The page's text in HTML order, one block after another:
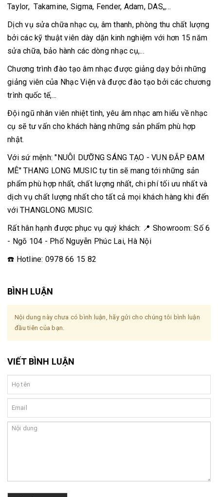
Taylor, Takamine, Sigma, Fender, Adam, DAS,,...
Dịch vụ sửa chữa nhạc cụ, âm thanh, phòng thu chất lượng
bởi các kỹ thuật viên dày dặn kinh nghiệm với hơn 15 năm
sửa chữa, bảo hành các dòng nhạc cụ,...
Chương trình đào tạo âm nhạc được giảng dạy bởi những
giảng viên của Nhạc Viện và được đào tạo bởi các chương
trình quốc tế,...
Đội ngũ nhân viên nhiệt tình, yêu âm nhạc am hiểu về nhạc
cụ sẽ tư vấn cho khách hàng những sản phẩm phù hợp
nhật.
Với sứ mệnh: "NUÔI DƯỠNG SÁNG TẠO - VUN ĐẮP ĐAM
MÊ" THANG LONG MUSIC tự tin sẽ mang tới những sản
phẩm phù hợp nhất, chất lượng nhất, chi phí tối ưu nhất và
dịch vụ chất lượng nhất cho tất cả mọi khách hàng khi đến
với THANGLONG MUSIC.
Rất hân hạnh được phục vụ quý khách: 📍 Showroom: Số 6
- Ngõ 104 - Phố Nguyễn Phúc Lai, Hà Nội
☎️ Hotline: 0978 66 15 82
BÌNH LUẬN
Nội dung này chưa có bình luận, hãy gửi cho chúng tôi bình luận
đầu tiên của bạn.
VIẾT BÌNH LUẬN